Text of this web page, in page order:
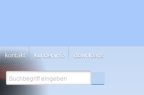
kontakt kundeninfo downloads